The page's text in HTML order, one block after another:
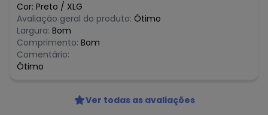
Cor: Preto / XLG
Avaliação geral do produto: Ótimo
Largura: Bom
Comprimento: Bom
Comentário:
Ótimo
Ver todas as avaliações